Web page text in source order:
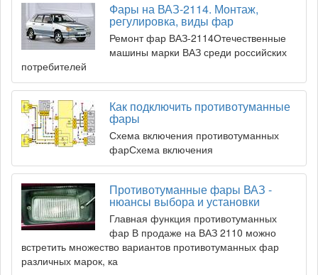
Фары на ВАЗ-2114. Монтаж,
регулировка, виды фар
Ремонт фар ВАЗ-2114Отечественные
машины марки ВАЗ среди российских
потребителей
Как подключить противотуманные
фары
Схема включения противотуманных
фарСхема включения
Противотуманные фары ВАЗ -
нюансы выбора и установки
Главная функция противотуманных
фар В продаже на ВАЗ 2110 можно
встретить множество вариантов противотуманных фар
различных марок, ка